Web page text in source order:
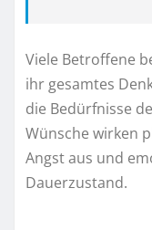
Viele Betroffene
ihr gesamtes
die Bedürfnisse
Wünsche wirken
Angst aus und
Dauerzustand.